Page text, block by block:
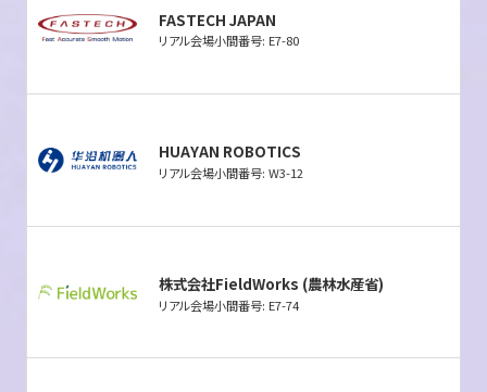
FASTECH JAPAN
リアル会場小間番号: E7-80
HUAYAN ROBOTICS
リアル会場小間番号: W3-12
株式会社FieldWorks (農林水産省)
リアル会場小間番号: E7-74